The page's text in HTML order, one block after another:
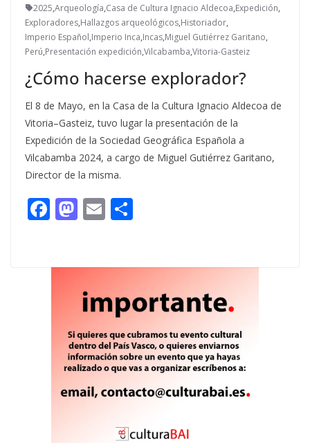
2025,Arqueología,Casa de Cultura Ignacio Aldecoa,Expedición,
Exploradores,Hallazgos arqueológicos,Historiador,
Imperio Español,Imperio Inca,Incas,Miguel Gutiérrez Garitano,
Perú,Presentación expedición,Vilcabamba,Vitoria-Gasteiz
¿Cómo hacerse explorador?
El 8 de Mayo, en la Casa de la Cultura Ignacio Aldecoa de
Vitoria–Gasteiz, tuvo lugar la presentación de la
Expedición de la Sociedad Geográfica Española a
Vilcabamba 2024, a cargo de Miguel Gutiérrez Garitano,
Director de la misma.
F
b
M
d
o
n
E
l p
ar
ti
r